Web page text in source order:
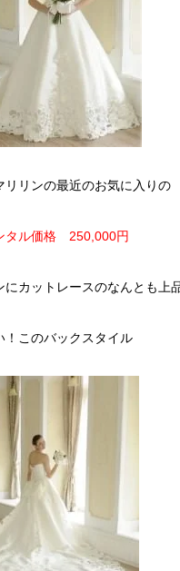
リリンの最近のお気に入りの
ル価格 250,000円
にカットレースのなんとも上
！このバックスタイル